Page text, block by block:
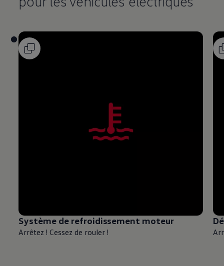
Système de refroidissement moteur
Arrêtez ! Cessez de rouler !